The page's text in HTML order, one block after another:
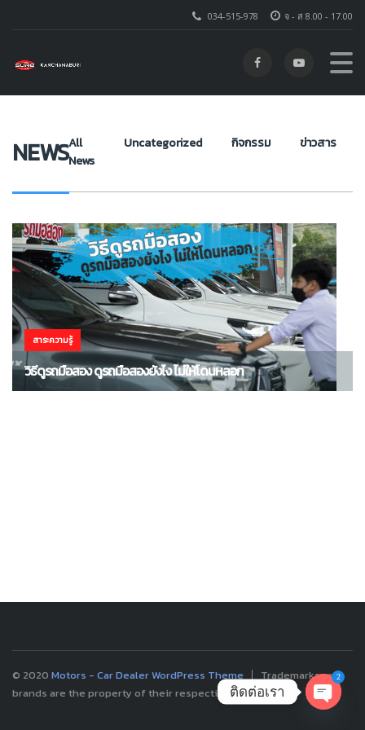
จ - ส 8.00 - 17.00
034-515-978
โตโยต้า ชัวร์ กาญจนบุรี
NEWSAll
News
Uncategorized กิจกรรม ข่าวสาร
สาระความรู้
วิธีดูรถมือสอง ดูรถมือสองยังไง ไม่ให้โดนหลอก
สาระความรู้
6 วิธีการขับรถยนต์ให้ปลอดภัยในช่วงหน้าฝน
© 2020 Motors - Car Dealer WordPress Theme
Trademarks and
brands are the property of their respective owners.
ติดต่อเรา
2